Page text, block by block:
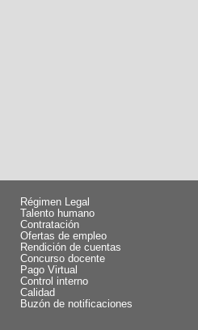
Régimen Legal
Talento humano
Contratación
Ofertas de empleo
Rendición de cuentas
Concurso docente
Pago Virtual
Control interno
Calidad
Buzón de notificaciones